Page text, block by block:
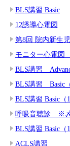
BLS講習 Basic
12誘導心電図
第8回 院内新生
モニター心電
BLS講習
BLS講習 Basic
BLS講習 Basic（
呼吸音聴診 ※
BLS講習 Basic（
ACLS講習